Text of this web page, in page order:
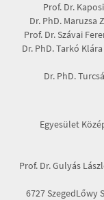
Prof. Dr.
Dr. PhD.
Prof. Dr. Szávai
Dr. PhD. Tarkó
Dr. PhD.
Egyesület
Prof. Dr. Gulyás
6727 SzegedLőwy